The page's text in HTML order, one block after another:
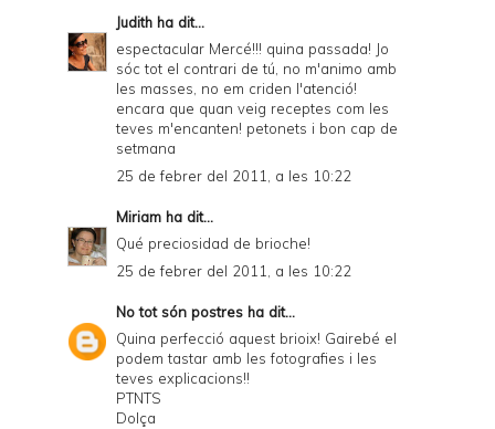
Judith ha dit...
espectacular Mercé!!! quina passada! Jo
sóc tot el contrari de tú, no m'animo amb
les masses, no em criden l'atenció!
encara que quan veig receptes com les
teves m'encanten! petonets i bon cap de
setmana
25 de febrer del 2011, a les 10:22
Miriam ha dit...
Qué preciosidad de brioche!
25 de febrer del 2011, a les 10:22
No tot són postres ha dit...
Quina perfecció aquest brioix! Gairebé el
podem tastar amb les fotografies i les
teves explicacions!!
PTNTS
Dolça